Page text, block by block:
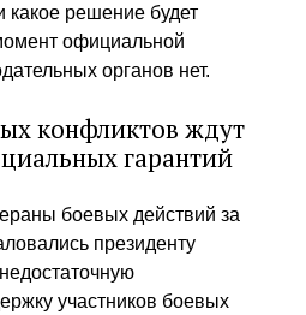
какое решение будет
официальной
органов нет.
конфликтов ждут
гарантий
боевых действий за
президенту
участников боевых